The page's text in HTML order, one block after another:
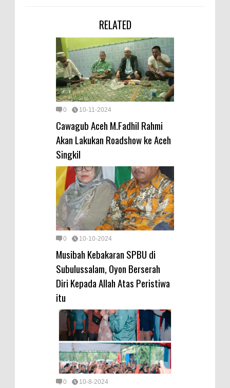
RELATED
0 10-11-2024
Cawagub Aceh M.Fadhil Rahmi
Akan Lakukan Roadshow ke Aceh
Singkil
0 10-10-2024
Musibah Kebakaran SPBU di
Subulussalam, Oyon Berserah
Diri Kepada Allah Atas Peristiwa
itu
0 10-8-2024